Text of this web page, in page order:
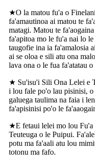
★O la matou fu'a o
fa'amautinoa ai matou te
matagi. Matou te
fa'apitoa mo le fu'a nai lo
taugofie ina ia fa'amalosia
ai se oloa e sili atu ona
lava ona o le fua fa'atatau
★ Su'isu'i Sili Ona Lelei e
i lou fale po'o lau pisinisi,
galuega taulima na faia i
fa'apisinisi po'o le
★E fetaui lelei mo lou Fu'a
Teuteuga o le Puipui.
potu ma fa'aali atu lou
totonu ma fafo.